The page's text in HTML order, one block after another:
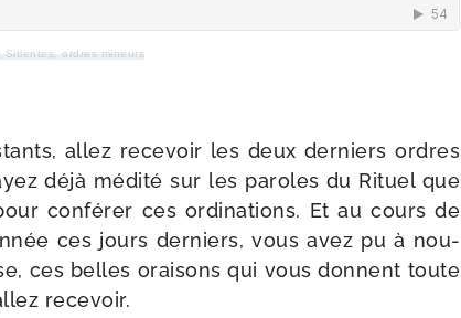
Sitientes, ordres mineurs
allez rece­voir les deux der­niers ordres
déjà médi­té sur les paroles du Rituel que
confé­rer ces ordi­na­tions. Et au cours de
ces jours der­niers, vous avez pu à nou­
ces belles orai­sons qui vous donnent toute
recevoir.